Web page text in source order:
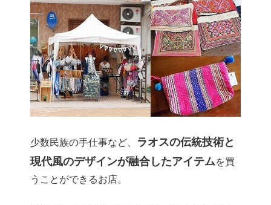
少数民族の手仕事など、
ラオスの伝統技術と
現代風のデザインが融合したアイテムを買
うことができるお店。